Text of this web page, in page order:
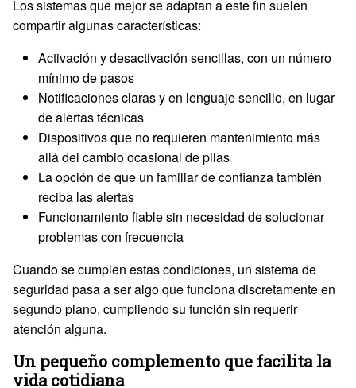
Los sistemas que mejor se adaptan a este fin suelen
compartir algunas características:
Activación y desactivación sencillas, con un número
mínimo de pasos
Notificaciones claras y en lenguaje sencillo, en lugar
de alertas técnicas
Dispositivos que no requieren mantenimiento más
allá del cambio ocasional de pilas
La opción de que un familiar de confianza también
reciba las alertas
Funcionamiento fiable sin necesidad de solucionar
problemas con frecuencia
Cuando se cumplen estas condiciones, un sistema de
seguridad pasa a ser algo que funciona discretamente en
segundo plano, cumpliendo su función sin requerir
atención alguna.
Un pequeño complemento que facilita la
vida cotidiana